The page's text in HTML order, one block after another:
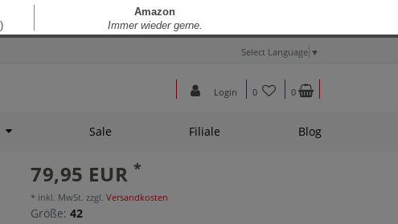
Select Language ▼
Login 0 0
Sale Filiale Blog
79,95 EUR *
* inkl. MwSt. zzgl. Versandkosten
Größe: 42